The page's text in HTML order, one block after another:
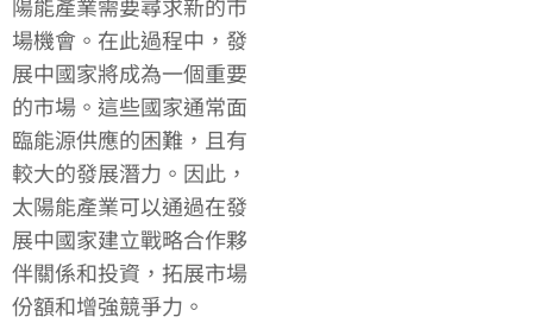
陽能產業需要尋求新的市
場機會。在此過程中，發
展中國家將成為一個重要
的市場。這些國家通常面
臨能源供應的困難，且有
較大的發展潛力。因此，
太陽能產業可以通過在發
展中國家建立戰略合作夥
伴關係和投資，拓展市場
份額和增強競爭力。